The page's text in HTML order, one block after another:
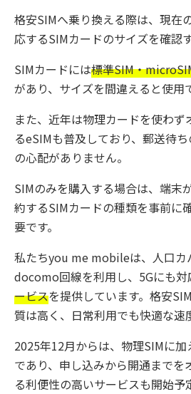
格安SIMへ乗り換える際は、現在
応するSIMカードのサイズを確認
SIMカードには標準SIM・
があり、サイズを間違えると使用
また、近年は物理カードを使わず
るeSIMも普及しており、郵送待
の心配がありません。
SIMのみを購入する場合は、端末
約するSIMカードの種類を事前に
要です。
私たちyou me mobileは、人口カ
docomo回線を利用し、5Gにも対
ービスを提供しています。格安
質は高く、日常利用でも快適な速
2025年12月からは、物理SIMに
であり、申し込みから開通までを
る利便性の高いサービスも開始予